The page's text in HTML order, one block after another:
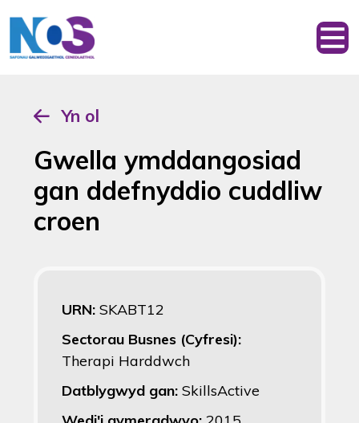
Yn ol
Gwella ymddangosiad
gan ddefnyddio cuddliw
croen
URN: SKABT12
Sectorau Busnes (Cyfresi):
Therapi Harddwch
Datblygwyd gan: SkillsActive